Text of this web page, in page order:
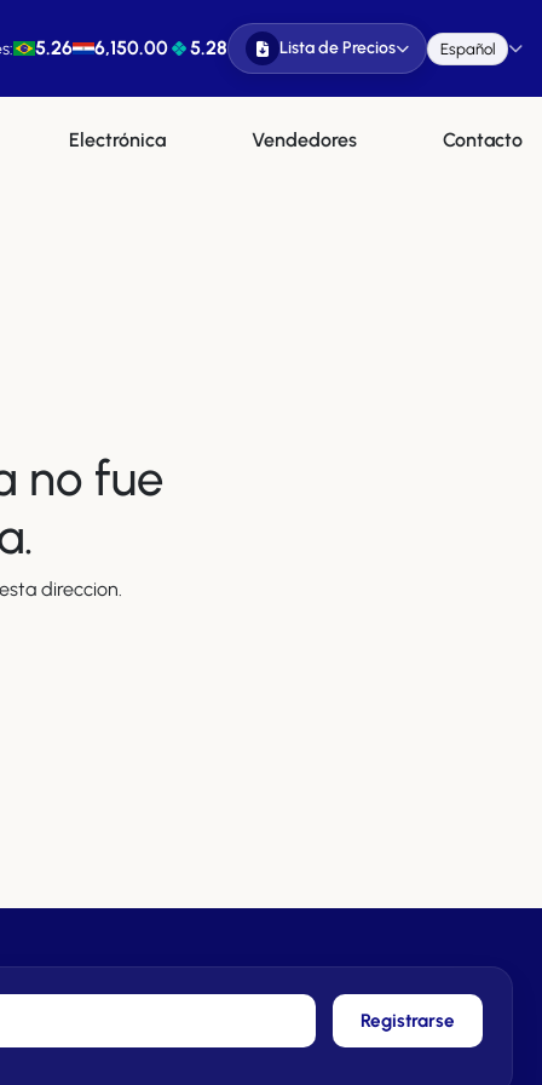
5.26 6,150.00 5.28 Lista de Precios Español
Electrónica Vendedores Contacto
no fue
direccion.
Registrarse